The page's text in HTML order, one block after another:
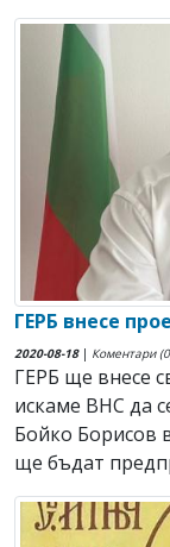
ГЕРБ внесе
2020-08-18| Коментари
ГЕРБ ще внесе
искаме ВНС да
Бойко Борисов
ще бъдат